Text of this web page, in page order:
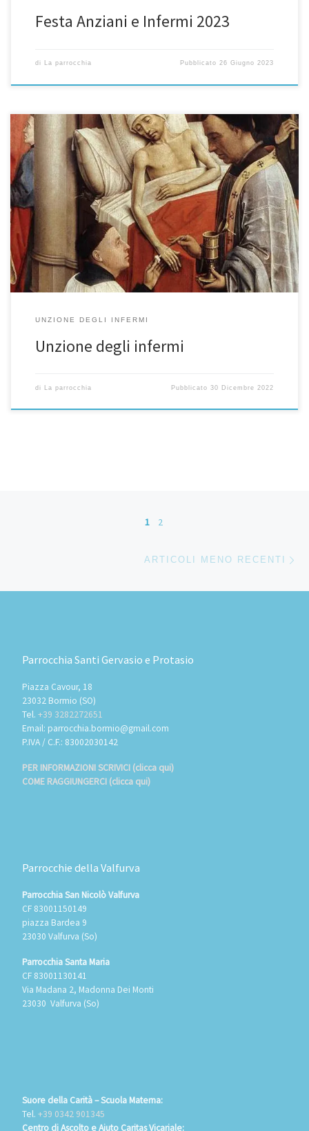
Festa Anziani e Infermi 2023
di La parrocchia Pubblicato26 Giugno 2023
L’Unzione dei Malati o Unzione degli Infermi è
il Sacramento istituito da Cristo per unire a sé e confortare i malati,
per vincere in loro il potere della malattia, del peccato e
della morte. In passato era detta, in maniera impropria, Estrema
Unzione (dal latino = ultima), e per questo, nella mentalità
popolare, è associato alla paura della morte. Gesù visse
un’intensa attività taumaturgica, guarendo ogni sorta […]
UNZIONE DEGLI INFERMI
Unzione degli infermi
di La parrocchia Pubblicato30 Dicembre 2022
Navigazione articoli
1 2
ARTICOLI MENO RECENTI
Parrocchia Santi Gervasio e Protasio
Piazza Cavour, 18
23032 Bormio (SO)
Tel. +39 3282272651
Email: parrocchia.bormio@gmail.com
P.IVA / C.F.: 83002030142
PER INFORMAZIONI SCRIVICI (clicca qui)
COME RAGGIUNGERCI (clicca qui)
Parrocchie della Valfurva
Parrocchia San Nicolò Valfurva
CF 83001150149
piazza Bardea 9
23030 Valfurva (So)
Parrocchia Santa Maria
CF 83001130141
Via Madana 2, Madonna Dei Monti
23030 Valfurva (So)
Suore della Carità – Scuola Materna:
Tel. +39 0342 901345
Centro di Ascolto e Aiuto Caritas Vicariale: